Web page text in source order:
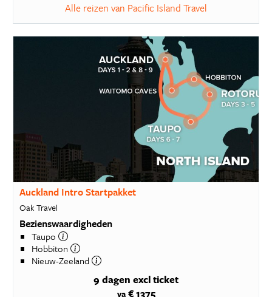
Alle reizen van Pacific Island Travel
Auckland Intro Startpakket
Oak Travel
Bezienswaardigheden
Taupo
Hobbiton
Nieuw-Zeeland
9 dagen excl ticket
va€ 1375